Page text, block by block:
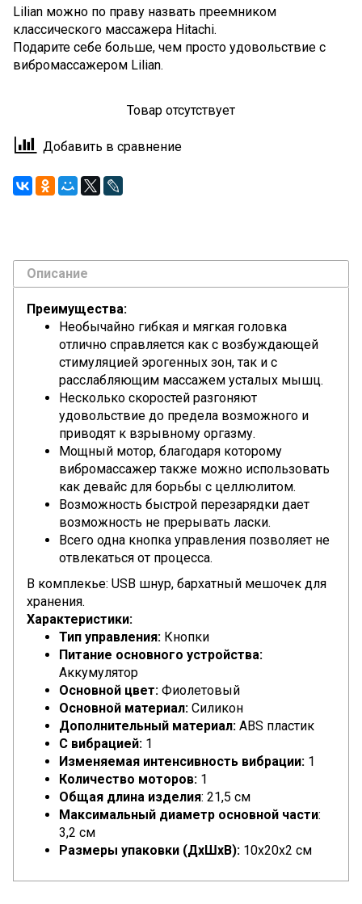
Lilian можно по праву назвать преемником
классического массажера Hitachi.
Подарите себе больше, чем просто удовольствие с
вибромассажером Lilian.
Товар отсутствует
Добавить в сравнение
Описание
Преимущества:
Необычайно гибкая и мягкая головка
отлично справляется как с возбуждающей
стимуляцией эрогенных зон, так и с
расслабляющим массажем усталых мышц.
Несколько скоростей разгоняют
удовольствие до предела возможного и
приводят к взрывному оргазму.
Мощный мотор, благодаря которому
вибромассажер также можно использовать
как девайс для борьбы с целлюлитом.
Возможность быстрой перезарядки дает
возможность не прерывать ласки.
Всего одна кнопка управления позволяет не
отвлекаться от процесса.
В комплекье: USB шнур, бархатный мешочек для
хранения.
Характеристики:
Тип управления: Кнопки
Питание основного устройства:
Аккумулятор
Основной цвет: Фиолетовый
Основной материал: Силикон
Дополнительный материал: ABS пластик
С вибрацией: 1
Изменяемая интенсивность вибрации: 1
Количество моторов: 1
Общая длина изделия: 21,5 см
Максимальный диаметр основной части:
3,2 см
Размеры упаковки (ДхШхВ): 10x20x2 см